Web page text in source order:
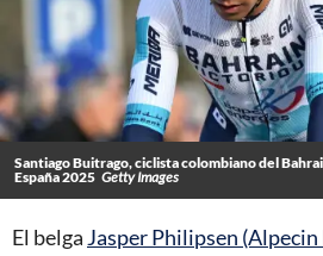
Santiago Buitrago, ciclista colombiano del
España 2025 Getty Images
El belga Jasper Philipsen (Alpecin